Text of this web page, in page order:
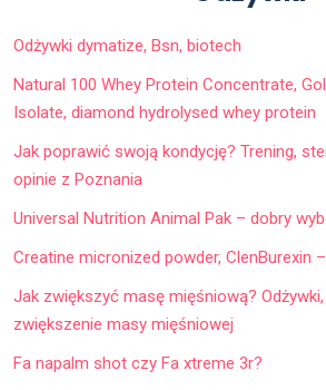
Odżywki dymatize, Bsn, biotech
Natural 100 Whey Protein Concentrate,
Isolate, diamond hydrolysed whey protein
Jak poprawić swoją kondycję? Trening,
opinie z Poznania
Universal Nutrition Animal Pak – dobry
Creatine micronized powder, ClenBurexin
Jak zwiększyć masę mięśniową? Odżywki,
zwiększenie masy mięśniowej
Fa napalm shot czy Fa xtreme 3r?